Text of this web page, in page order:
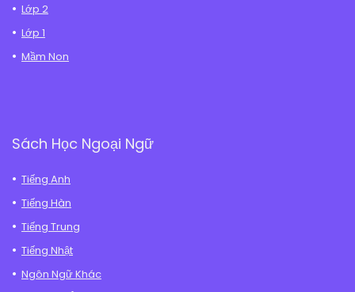
Lớp 2
Lớp 1
Mầm Non
Sách Học Ngoại Ngữ
Tiếng Anh
Tiếng Hàn
Tiếng Trung
Tiếng Nhật
Ngôn Ngữ Khác